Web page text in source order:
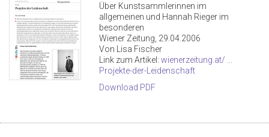
Über Kunstsammlerinnen im
allgemeinen und Hannah Rieger im
besonderen
Wiener Zeitung, 29.04.2006
Von Lisa Fischer
Link zum Artikel: wienerzeitung.at/ ...
Projekte-der-Leidenschaft
Download PDF